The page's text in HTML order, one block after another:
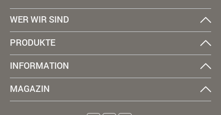
WER WIR SIND
PRODUKTE
INFORMATION
MAGAZIN